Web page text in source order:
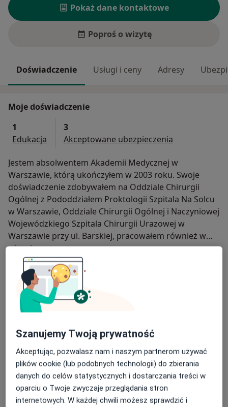
Pokaż dane kontaktowe
Poproś o wizytę
Doświadczenie Usługi i ceny Adresy
Moje doświadczenie
1
Edukacja
3
Akceptowane ubezpieczenia
Jestem absolwentem Akademii Medycznej w
Warszawie, którą ukończyłem w 2003 roku. Swoje
doświadczenie zdobywałem na Oddziale Chirurgii
Ogólnej z Pododdziałem Proktologii Szpitala Na Solcu
w Warszawie, Oddziale Chirurgii Ogólnej i Naczyniowej
Wojewódzkiego Szpitala Chirurgii Urazowej w
Warszawie przy ul. Barskiej, pracowałem również w
Klinice Chirurgii Ogólnej i Naczyniowej CSK MSW w
Warszawie przy ulicy Wołoskiej oraz w Klinice Chirurgii
Ogólnej, Naczyniowej i Onkologicznej II WL WUM
Szpitala Czerniakowskiego. Aktualnie pracuje w
Oddziale Klinicznym Żywienia i Chirurgii SPSK im. Prof.
W. Orłowskiego w Warszawie.
angielskim oraz rosyjskim.
więcejO mnie
Zakres porad
Chirurgia naczyniowa
Chirurgia ogólna
Główne obszary pomocy
Żylaki kończyn dolnych
Zmiany skórne
Znamiona
+2a11y_sr_more_diseases
Pacjenci których przyjmuję
Dorośli (Tylko pod niektórymi adresami)
Szanujemy Twoją prywatność
Akceptując, pozwalasz nam i naszym partnerom używać
plików cookie (lub podobnych technologii) do zbierania
danych do celów statystycznych i dostarczania treści w
oparciu o Twoje zwyczaje przeglądania stron
internetowych. W każdej chwili możesz sprawdzić i